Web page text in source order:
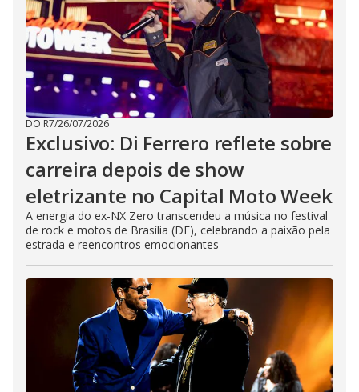
DO R7/26/07/2026
Exclusivo: Di Ferrero reflete sobre
carreira depois de show
eletrizante no Capital Moto Week
A energia do ex-NX Zero transcendeu a música no festival
de rock e motos de Brasília (DF), celebrando a paixão pela
estrada e reencontros emocionantes